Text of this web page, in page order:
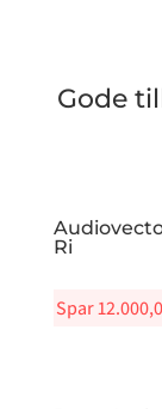
Gode
Ri
Spar